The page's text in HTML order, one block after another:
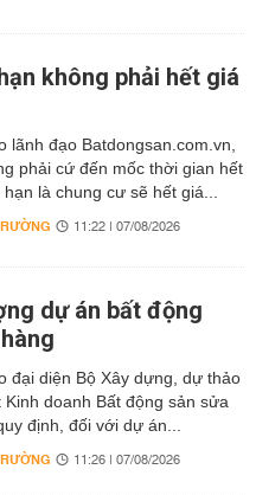
không phải hết giá
lãnh đạo Batdongsan.com.vn,
phải cứ đến mốc thời gian hết
hạn là chung cư sẽ hết giá...
11:22 | 07/08/2026
dự án bất động
đại diện Bộ Xây dựng, dự thảo
Kinh doanh Bất động sản sửa
định, đối với dự án...
11:26 | 07/08/2026